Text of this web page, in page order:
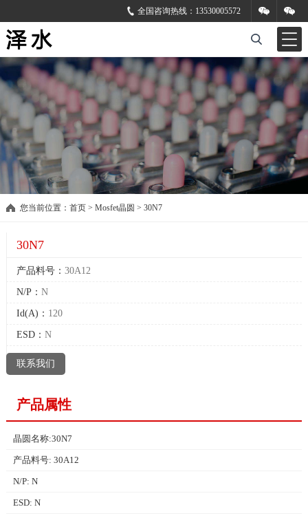
全国咨询热线： 13530005572
您当前位置： 首页> Mosfet晶圆 > 30N7
30N7
产品料号： 30A12
N/P： N
Id(A)： 120
ESD： N
联系我们
产品属性
晶圆名称:30N7
产品料号: 30A12
N/P: N
ESD: N